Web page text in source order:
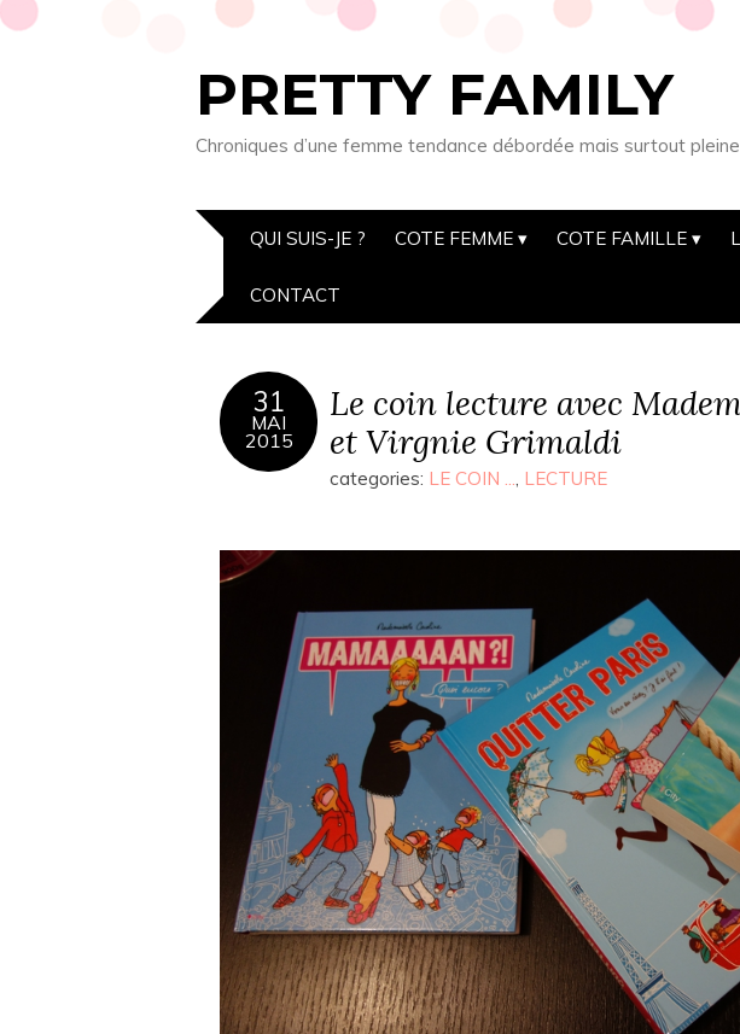
PRETTY FAMILY
Chroniques d’une femme tendance débordée mais surtout
QUI SUIS-JE ? COTE FEMME COTE FAMILLE
CONTACT
31
MAI
2015
Le coin lecture avec
et Virgnie Grimaldi
categories: LE COIN ..., LECTURE